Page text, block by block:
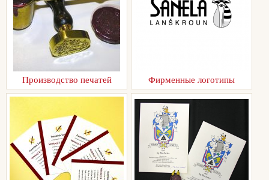
Производство печатей Фирменные логотипы